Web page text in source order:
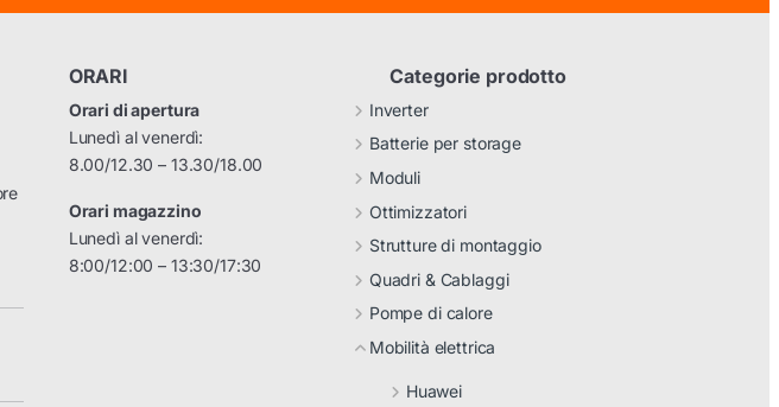
ORARI
Orari di apertura
Lunedì al venerdì:
8.00/12.30 – 13.30/18.00
Orari magazzino
Lunedì al venerdì:
8:00/12:00 – 13:30/17:30
Categorie prodotto
Inverter
Batterie per storage
Moduli
Ottimizzatori
Strutture di montaggio
Quadri & Cablaggi
Pompe di calore
Mobilità elettrica
Huawei